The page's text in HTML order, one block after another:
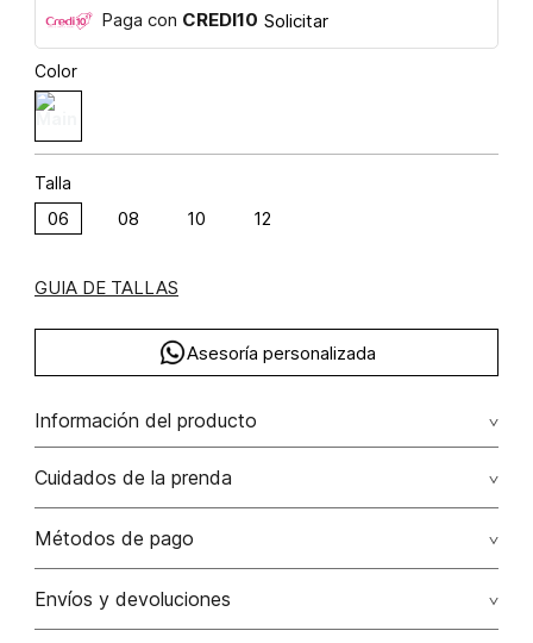
Paga con CREDI10 Solicitar
Color
Talla
06 08 10 12
GUIA DE TALLAS
Asesoría personalizada
Información del producto
Pantalón tiro recto poliéster 100% 100.00% poliéster/polyester
Cuidados de la prenda
No dejar en remojo /lavar por separado / no utilizar
No usar lejia
Métodos de pago
Tarjetas de crédito: Visa, Dinners, Master Card y American
Envíos y devoluciones